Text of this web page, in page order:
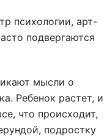
психологии, арт-
подвергаются
мысли о
Ребенок растет, и
что происходит,
подростку